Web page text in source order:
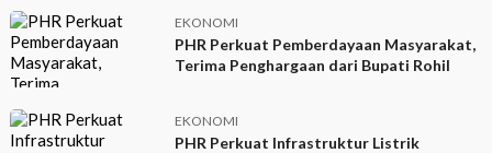
EKONOMI
PHR Perkuat Pemberdayaan Masyarakat,
Terima Penghargaan dari Bupati Rohil
EKONOMI
PHR Perkuat Infrastruktur Listrik